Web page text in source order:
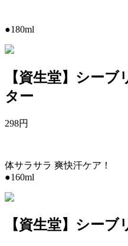
●180ml
【資生堂】シー
ター
298円
体サラサラ 爽快汗ケア！
●160ml
【資生堂】シー